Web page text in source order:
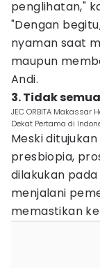
penglihatan,"
"Dengan
nyaman saat
maupun
Andi.
3. Tidak
JEC ORBITA Makassar
Dekat Pertama di
Meski
presbiopia,
dilakukan
menjalani
memastikan